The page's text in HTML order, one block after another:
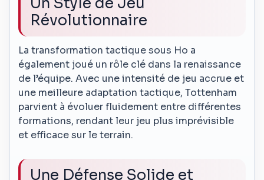
Révolutionnaire
La transformation tactique sous Ho a
également joué un rôle clé dans la renaissance
de l’équipe. Avec une intensité de jeu accrue et
une meilleure adaptation tactique, Tottenham
parvient à évoluer fluidement entre différentes
formations, rendant leur jeu plus imprévisible
et efficace sur le terrain.
Une Défense Solide et